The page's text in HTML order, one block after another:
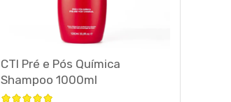
CTI Pré e Pós Química
Shampoo 1000ml